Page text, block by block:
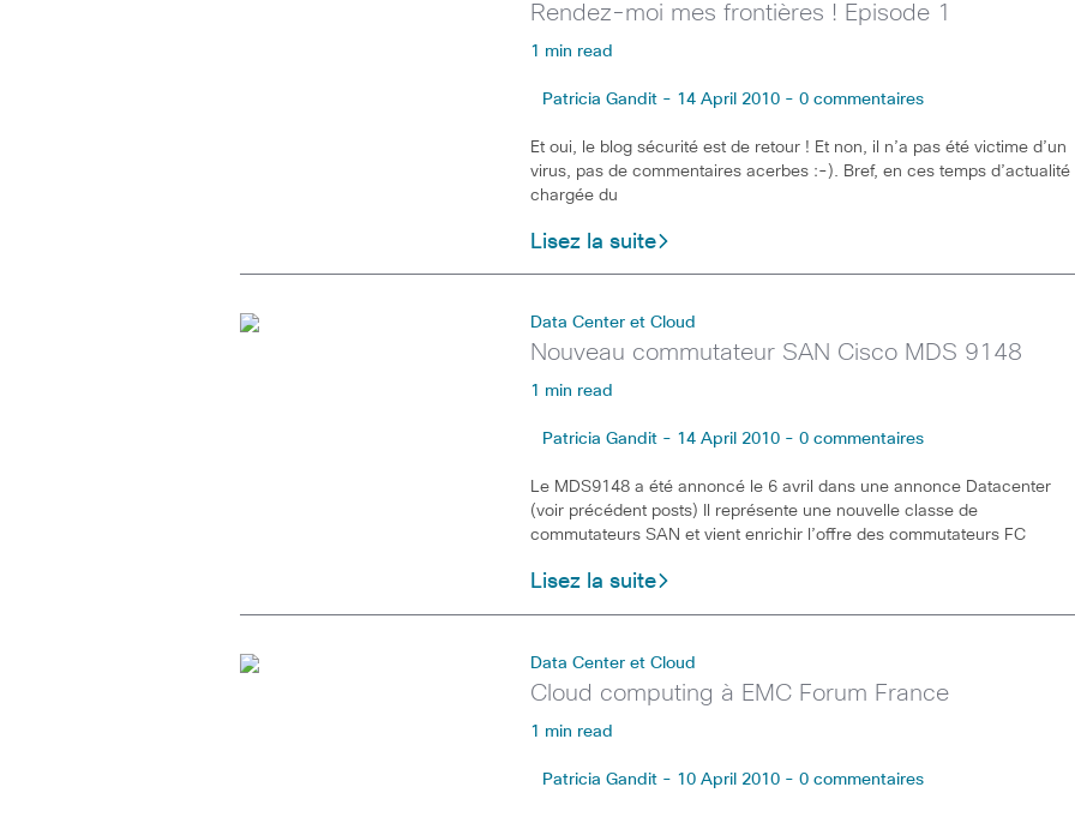
Rendez-moi mes frontières ! Episode 1
1 min read
Patricia Gandit - 14 April 2010 - 0 commentaires
Et oui, le blog sécurité est de retour ! Et non, il n’a pas été victime d’un
virus, pas de commentaires acerbes :-). Bref, en ces temps d’actualité
chargée du
Lisez la suite
Data Center et Cloud
Nouveau commutateur SAN Cisco MDS 9148
1 min read
Patricia Gandit - 14 April 2010 - 0 commentaires
Le MDS9148 a été annoncé le 6 avril dans une annonce Datacenter
(voir précédent posts) Il représente une nouvelle classe de
commutateurs SAN et vient enrichir l’offre des commutateurs FC
Lisez la suite
Data Center et Cloud
Cloud computing à EMC Forum France
1 min read
Patricia Gandit - 10 April 2010 - 0 commentaires